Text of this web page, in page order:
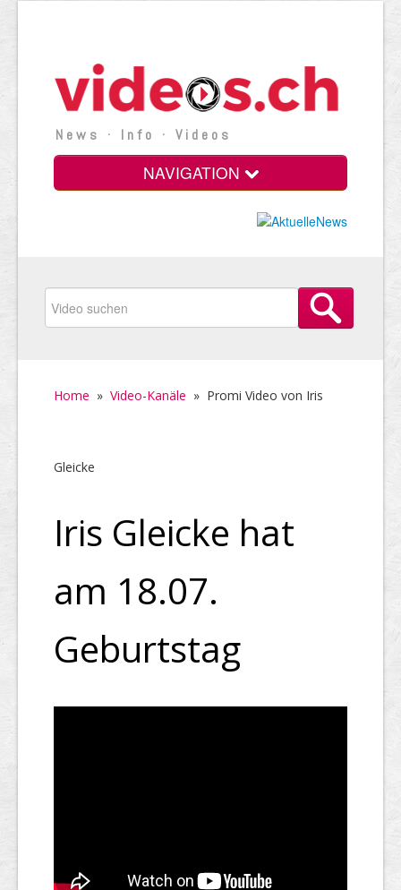
News · Info · Videos
NAVIGATION
Home » Video-Kanäle » Promi Video von Iris
Gleicke
Iris Gleicke hat
am 18.07.
Geburtstag